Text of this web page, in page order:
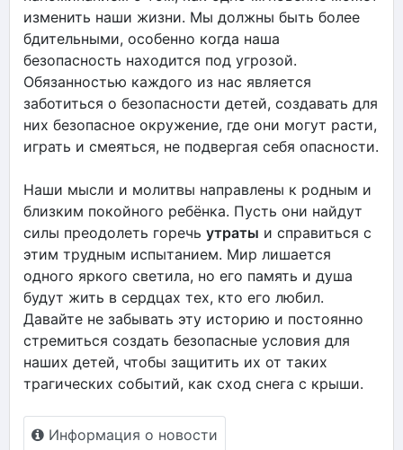
изменить наши жизни. Мы должны быть более
бдительными, особенно когда наша
безопасность находится под угрозой.
Обязанностью каждого из нас является
заботиться о безопасности детей, создавать для
них безопасное окружение, где они могут расти,
играть и смеяться, не подвергая себя опасности.
Наши мысли и молитвы направлены к родным и
близким покойного ребёнка. Пусть они найдут
силы преодолеть горечь утраты и справиться с
этим трудным испытанием. Мир лишается
одного яркого светила, но его память и душа
будут жить в сердцах тех, кто его любил.
Давайте не забывать эту историю и постоянно
стремиться создать безопасные условия для
наших детей, чтобы защитить их от таких
трагических событий, как сход снега с крыши.
Информация о новости